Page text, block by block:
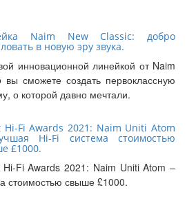
Naim New Classic: добро
в новую эру звука.
инновационной линейкой от Naim
вы сможете создать первоклассную
о которой давно мечтали.
Hi-Fi Awards 2021: Naim Uniti Atom
Hi-Fi система стоимостью
£1000.
Hi-Fi Awards 2021: Naim Uniti Atom –
стоимостью свыше £1000.